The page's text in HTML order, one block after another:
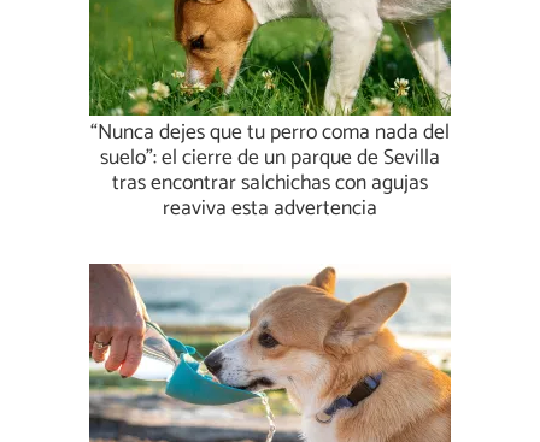
“Nunca dejes que tu perro coma nada del
suelo”: el cierre de un parque de Sevilla
tras encontrar salchichas con agujas
reaviva esta advertencia